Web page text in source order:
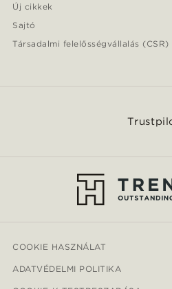
Új cikkek
Sajtó
Társadalmi felelősségvállalás (CSR)
COOKIE HASZNÁLAT
ADATVÉDELMI POLITIKA